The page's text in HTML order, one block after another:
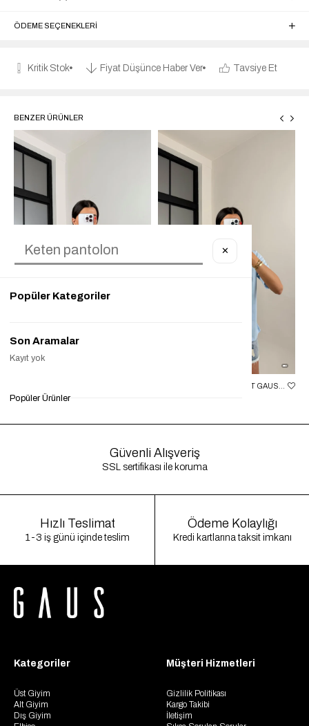
ÖDEME SEÇENEKLERI
Kritik Stok Fiyat Düşünce Haber Ver Tavsiye Et
BENZER ÜRÜNLER
₺199,90
₺699,90
Güvenli Alışveriş
SSL sertifikası ile koruma
Hızlı Teslimat
1-3 iş günü içinde teslim
Ödeme Kolaylığı
Kredi kartlarına taksit imkanı
Kategoriler
Üst Giyim
Alt Giyim
Dış Giyim
Müşteri Hizmetleri
Gizlilik Politikası
Kargo Takibi
İletişim
✕
Popüler Kategoriler
Son Aramalar
Kayıt yok
Popüler Ürünler